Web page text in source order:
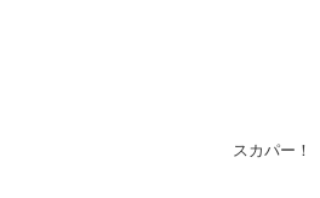
スカパー！